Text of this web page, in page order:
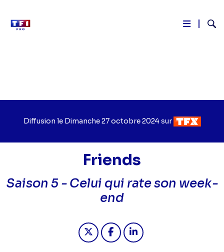
Diffusion le Jour
diffusion
Dimanche 27 octobre 2024sur Chaîne
diffusion
Friends
Saison 5 -Celui qui rate son week-
end
Partager "2024-10-27 13:45 -
Partager "2024-10-27 13:45